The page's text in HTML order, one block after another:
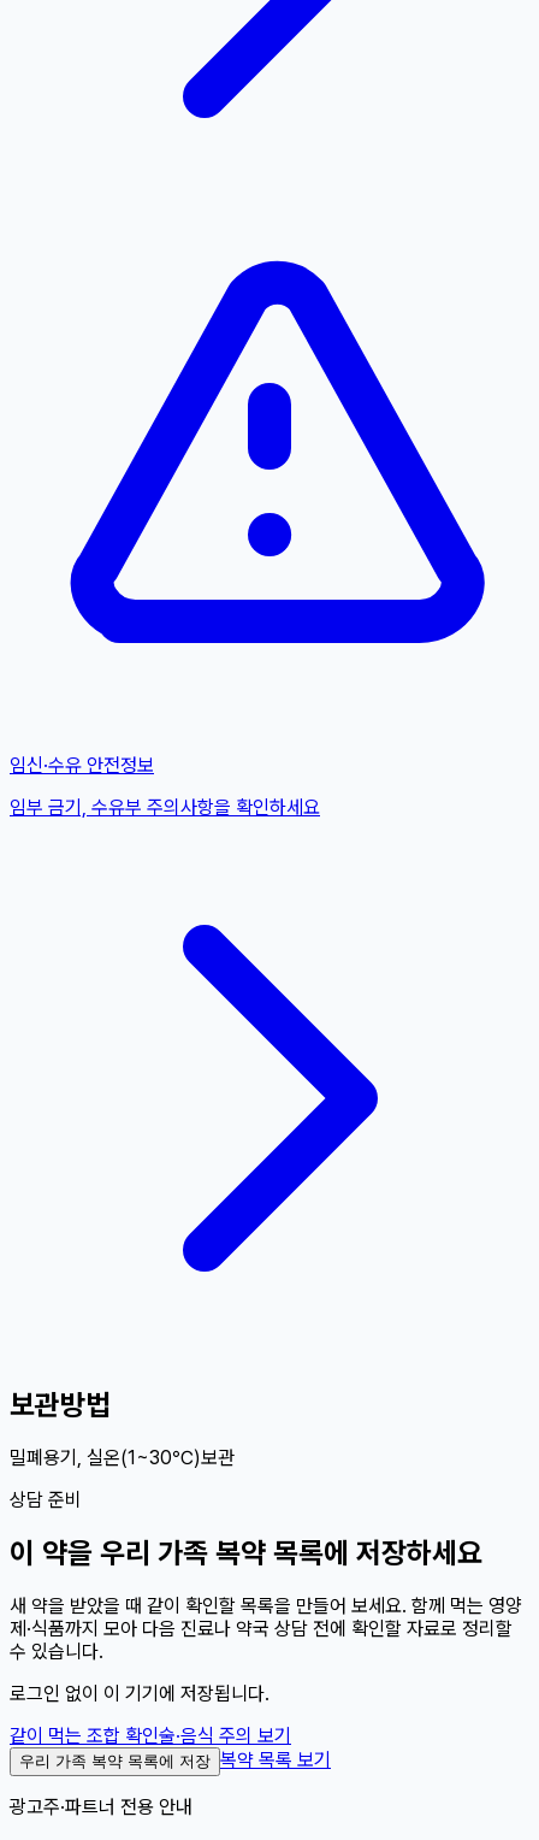
임신·수유 안전정보
임부 금기, 수유부 주의사항을 확인하세요
보관방법
밀폐용기, 실온(1~30℃)보관
상담 준비
이 약을 우리 가족 복약 목록에 저장하세요
새 약을 받았을 때 같이 확인할 목록을 만들어 보세요. 함께 먹는 영양
제·식품까지 모아 다음 진료나 약국 상담 전에 확인할 자료로 정리할
수 있습니다.
로그인 없이 이 기기에 저장됩니다.
같이 먹는 조합 확인술·음식 주의 보기
우리 가족 복약 목록에 저장 복약 목록 보기
광고주·파트너 전용 안내